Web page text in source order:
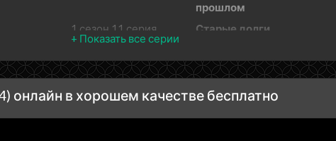
прошлом
1 сезон 11 серия Старые долги
1 сезон 9 серия
Эй, отлично выглядишь
1 сезон 8 серия
Основные проколы
онлайн в хорошем качестве бесплатно